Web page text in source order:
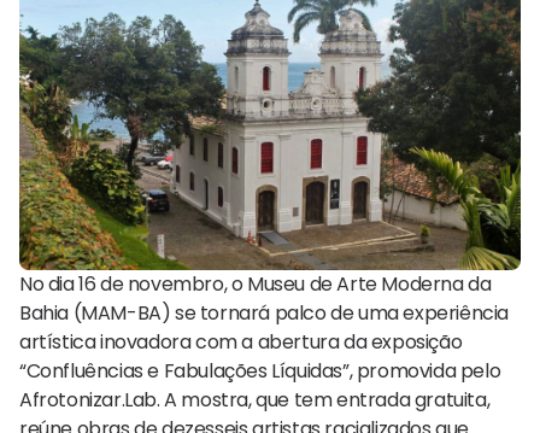
No dia 16 de novembro, o Museu de Arte Moderna da
Bahia (MAM-BA) se tornará palco de uma experiência
artística inovadora com a abertura da exposição
“Confluências e Fabulações Líquidas”, promovida pelo
Afrotonizar.Lab. A mostra, que tem entrada gratuita,